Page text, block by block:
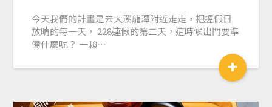
今天我們的計畫是去大溪龍潭附近走走，把握假日
放晴的每一天， 228連假的第二天，這時候出門要準
備什麼呢？ 一顆…
+